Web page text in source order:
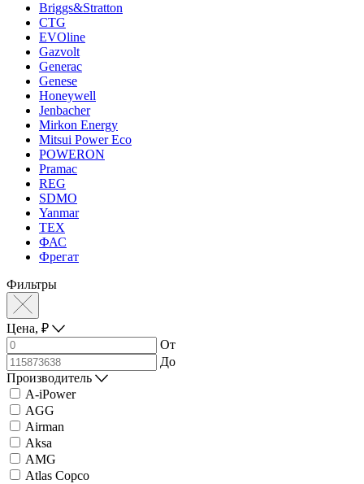
Briggs&Stratton
CTG
EVOline
Gazvolt
Generac
Genese
Honeywell
Jenbacher
Mirkon Energy
Mitsui Power Eco
POWERON
Pramac
REG
SDMO
Yanmar
ТЕХ
ФАС
Фрегат
Фильтры
Цена, ₽
От
До
Производитель
A-iPower
AGG
Airman
Aksa
AMG
Atlas Copco